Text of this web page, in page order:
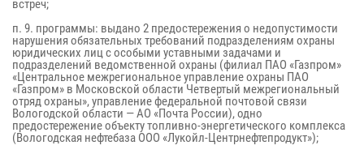
встреч;
п. 9. программы: выдано 2 предостережения о недопустимости
нарушения обязательных требований подразделениям охраны
юридических лиц с особыми уставными задачами и
подразделений ведомственной охраны (филиал ПАО «Газпром»
«Центральное межрегиональное управление охраны ПАО
«Газпром» в Московской области Четвертый межрегиональный
отряд охраны», управление федеральной почтовой связи
Вологодской области — АО «Почта России), одно
предостережение объекту топливно-энергетического комплекса
(Вологодская нефтебаза ООО «Лукойл-Центрнефтепродукт»);